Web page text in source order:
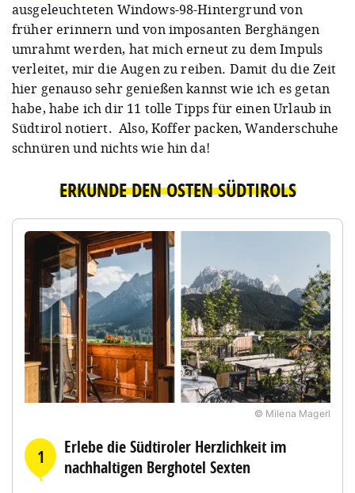
ausgeleuchteten Windows-98-Hintergrund von
früher erinnern und von imposanten Berghängen
umrahmt werden, hat mich erneut zu dem Impuls
verleitet, mir die Augen zu reiben. Damit du die Zeit
hier genauso sehr genießen kannst wie ich es getan
habe, habe ich dir 11 tolle Tipps für einen Urlaub in
Südtirol notiert. Also, Koffer packen, Wanderschuhe
schnüren und nichts wie hin da!
ERKUNDE DEN OSTEN SÜDTIROLS
© Milena Magerl
1
Erlebe die Südtiroler Herzlichkeit im
nachhaltigen Berghotel Sexten